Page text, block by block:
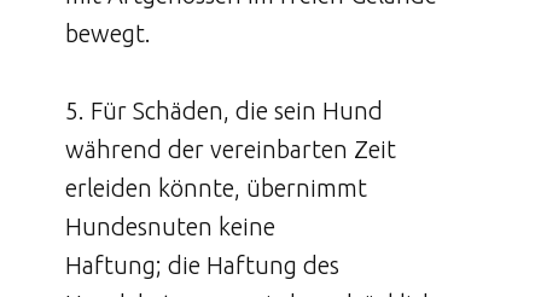
bewegt.
5. Für Schäden, die sein Hund
während der vereinbarten Zeit
erleiden könnte, übernimmt
Hundesnuten keine
Haftung; die Haftung des